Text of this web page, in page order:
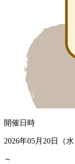
開催日時
2026年05月20日（水
～